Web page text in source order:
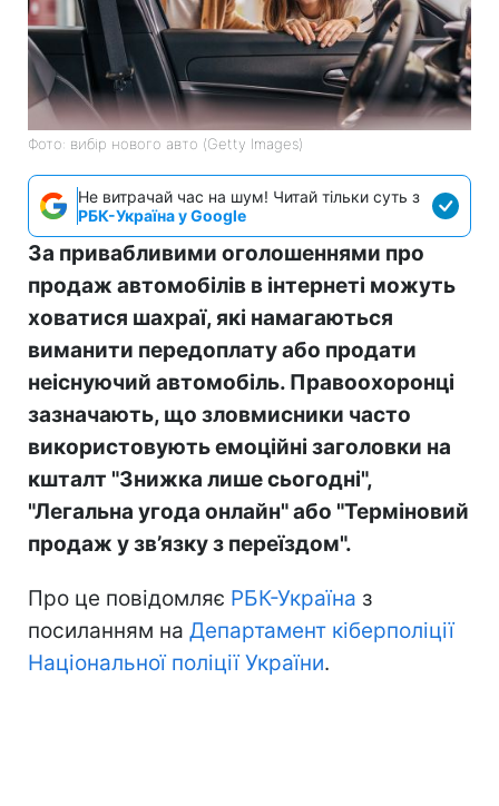
Фото: вибір нового авто (Getty Images)
Не витрачай час на шум! Читай тільки суть з
РБК-Україна у Google
За привабливими оголошеннями про
продаж автомобілів в інтернеті можуть
ховатися шахраї, які намагаються
виманити передоплату або продати
неіснуючий автомобіль. Правоохоронці
зазначають, що зловмисники часто
використовують емоційні заголовки на
кшталт "Знижка лише сьогодні",
"Легальна угода онлайн" або "Терміновий
продаж у зв’язку з переїздом".
Про це повідомляє РБК-Україна з
посиланням на Департамент кіберполіції
Національної поліції України.